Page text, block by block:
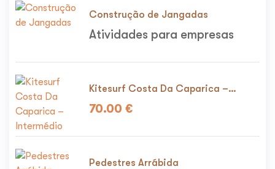
Construção de Jangadas
Atividades para empresas
Kitesurf Costa Da Caparica –
Intermédio
70.00 €
Pedestres Arrábida